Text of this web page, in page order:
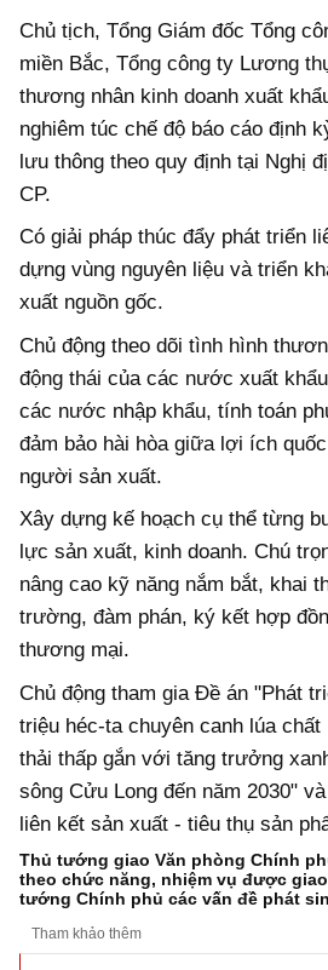
Chủ tịch, Tổng Giám đốc Tổng
miền Bắc, Tổng công ty Lương
thương nhân kinh doanh xuất
nghiêm túc chế độ báo cáo định
lưu thông theo quy định tại Nghị
CP.
Có giải pháp thúc đẩy phát triển
dựng vùng nguyên liệu và triển
xuất nguồn gốc.
Chủ động theo dõi tình hình
động thái của các nước xuất
các nước nhập khẩu, tính toán
đảm bảo hài hòa giữa lợi ích
người sản xuất.
Xây dựng kế hoạch cụ thể từng
lực sản xuất, kinh doanh. Chú
nâng cao kỹ năng nắm bắt, khai
trường, đàm phán, ký kết hợp
thương mại.
Chủ động tham gia Đề án "Phát
triệu héc-ta chuyên canh lúa
thải thấp gắn với tăng trưởng
sông Cửu Long đến năm 2030"
liên kết sản xuất - tiêu thụ sản
Thủ tướng giao Văn phòng Chính
theo chức năng, nhiệm vụ được
tướng Chính phủ các vấn đề phát
Tham khảo thêm